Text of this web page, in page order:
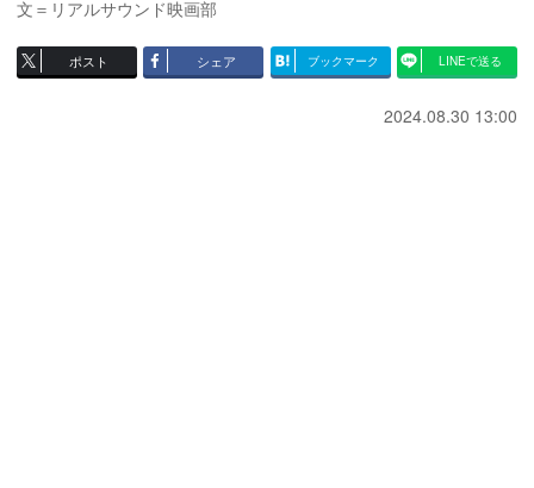
文＝リアルサウンド映画部
ポスト シェア ブックマーク LINEで送る
2024.08.30 13:00